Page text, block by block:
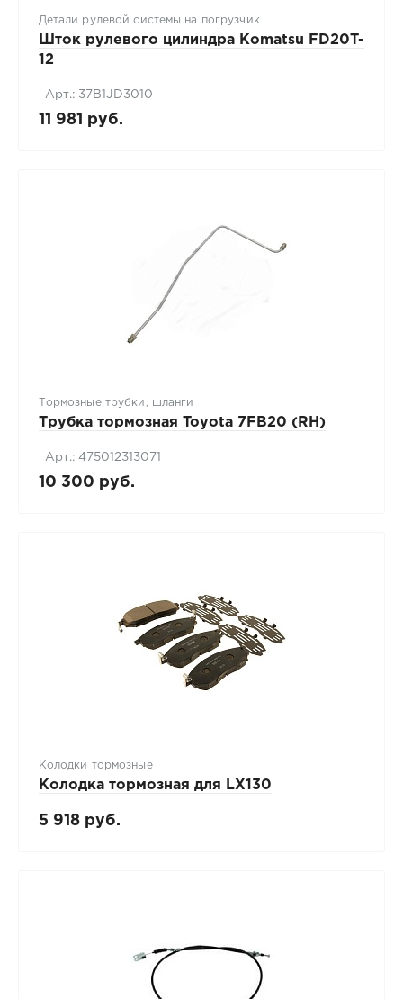
Детали рулевой системы на погрузчик
Шток рулевого цилиндра Komatsu FD20T-
12
Арт.: 37B1JD3010
11 981 руб.
Тормозные трубки, шланги
Трубка тормозная Toyota 7FB20 (RH)
Арт.: 475012313071
10 300 руб.
Колодки тормозные
Колодка тормозная для LX130
5 918 руб.